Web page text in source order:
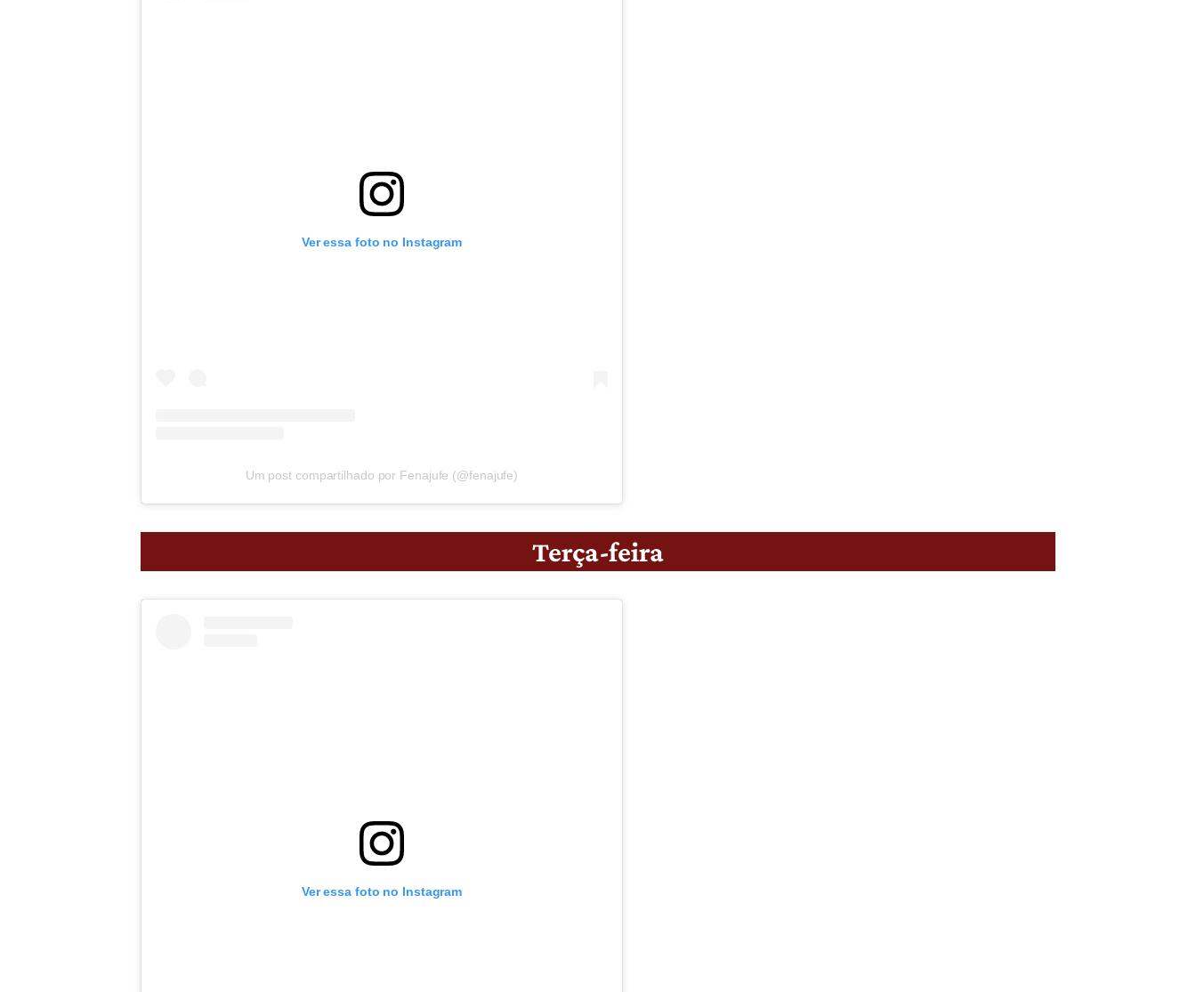
Ver essa foto no Instagram
Um post compartilhado por Fenajufe (@fenajufe)
Terça-feira
Ver essa foto no Instagram